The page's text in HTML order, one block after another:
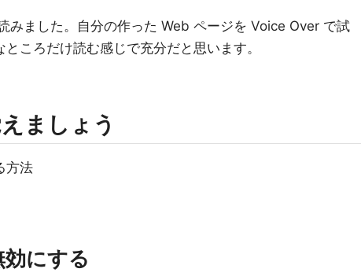
みました。自分の作った Web ページを Voice Over で試
ころだけ読む感じで充分だと思います。
ましょう
方法
にする